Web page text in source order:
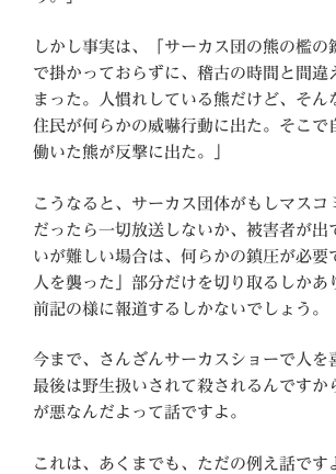
しかし事実は、「サーカス団の熊の檻の
で掛かっておらずに、稽古の時間と間違
まった。人慣れしている熊だけど、そん
住民が何らかの威嚇行動に出た。そこで
働いた熊が反撃に出た。」
こうなると、サーカス団体がもしマスコ
だったら一切放送しないか、被害者が出
いが難しい場合は、何らかの鎮圧が必要
人を襲った」部分だけを切り取るしかあ
前記の様に報道するしかないでしょう。
今まで、さんざんサーカスショーで人を
最後は野生扱いされて殺されるんですか
が悪なんだよって話ですよ。
これは、あくまでも、ただの例え話です